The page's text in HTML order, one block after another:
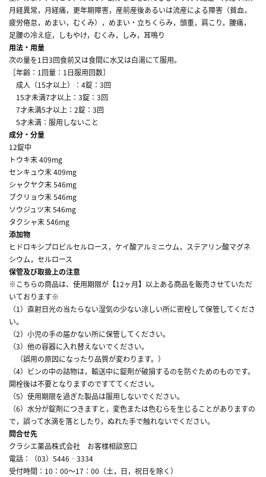
月経異常，月経痛，更年期障害，産前産後あるいは流産による障害（貧血，
疲労倦怠，めまい，むくみ），めまい・立ちくらみ，頭重，肩こり，腰痛，
足腰の冷え症，しもやけ，むくみ，しみ，耳鳴り
用法・用量
次の量を1日3回食前又は食間に水又は白湯にて服用。
［年齢：1回量：1日服用回数］
成人（15才以上）：4錠：3回
15才未満7才以上：3錠：3回
7才未満5才以上：2錠：3回
5才未満：服用しないこと
成分・分量
12錠中
トウキ末 409mg
センキュウ末 409mg
シャクヤク末 546mg
ブクリョウ末 546mg
ソウジュツ末 546mg
タクシャ末 546mg
添加物
ヒドロキシプロピルセルロース，ケイ酸アルミニウム，ステアリン酸マグネ
シウム，セルロース
保管及び取扱上の注意
※こちらの商品は、使用期限が【12ヶ月】以上ある商品を販売させていただ
いております※
（1）直射日光の当たらない湿気の少ない涼しい所に密栓して保管してくださ
い。
（2）小児の手の届かない所に保管してください。
（3）他の容器に入れ替えないでください。
（誤用の原因になったり品質が変わります。）
（4）ビンの中の詰物は，輸送中に錠剤が破損するのを防ぐためのものです。
開栓後は不要となりますのですててください。
（5）使用期限を過ぎた製品は服用しないでください。
（6）水分が錠剤につきますと，変色または色むらを生じることがありますの
で，誤って水滴を落としたり，ぬれた手で触れないでください。
問合せ先
クラシエ薬品株式会社 お客様相談窓口
電話：（03）5446‐3334
受付時間：10：00～17：00（土，日，祝日を除く）